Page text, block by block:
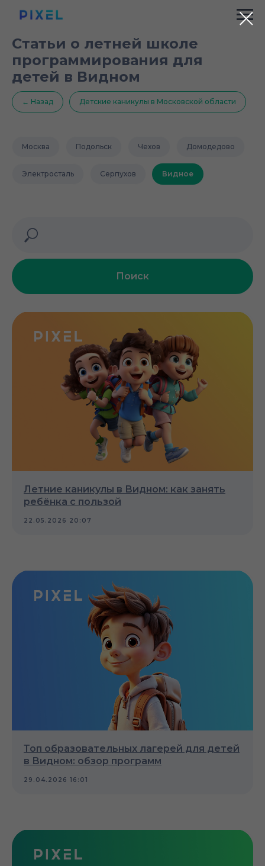
Статьи о летней школе
программирования для
детей в Видном
← Назад Детские каникулы в Московской области
Москва Подольск Чехов Домодедово
Электросталь Серпухов Видное
Поиск
Летние каникулы в Видном: как занять
ребёнка с пользой
22.05.2026 20:07
Топ образовательных лагерей для детей
в Видном: обзор программ
29.04.2026 16:01